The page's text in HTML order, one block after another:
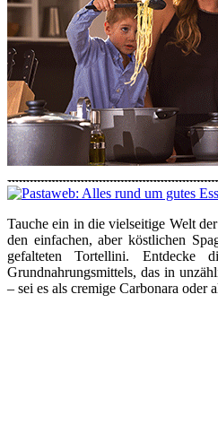
Tauche ein in die vielseitige Welt
den einfachen, aber köstlichen
gefalteten Tortellini. Entdecke
Grundnahrungsmittels, das in
– sei es als cremige Carbonara oder